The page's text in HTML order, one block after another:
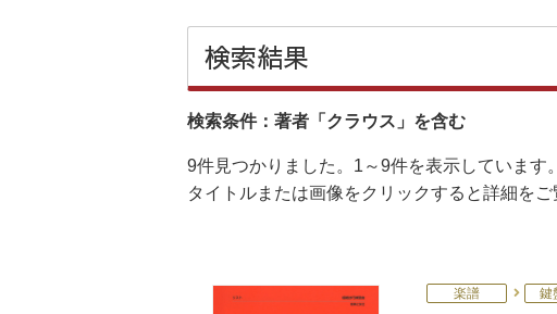
検索結果
検索条件：著者「クラウス」を含む
9件見つかりました。 1～9件を表示しています。
タイトルまたは画像をクリックすると詳細をご
楽譜 鍵